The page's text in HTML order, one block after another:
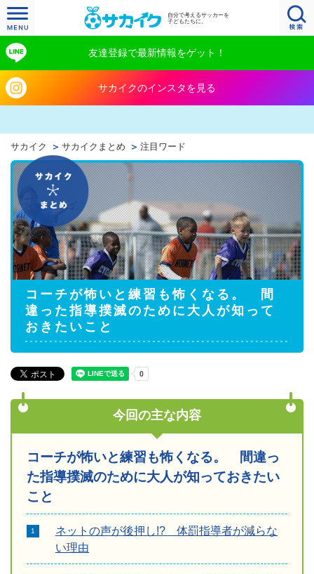
自分で考えるサッカーを
子どもたちに。
友達登録で最新情報をゲット！
サカイクのインスタを見る
サカイク サカイクまとめ 注目ワード
コーチが怖いと練習も怖くなる。 間
違った指導撲滅のために大人が知って
おきたいこと
今回の主な内容
コーチが怖いと練習も怖くなる。 間違っ
た指導撲滅のために大人が知っておきたい
こと
ネットの声が後押し!? 体罰指導者が減らな
い理由